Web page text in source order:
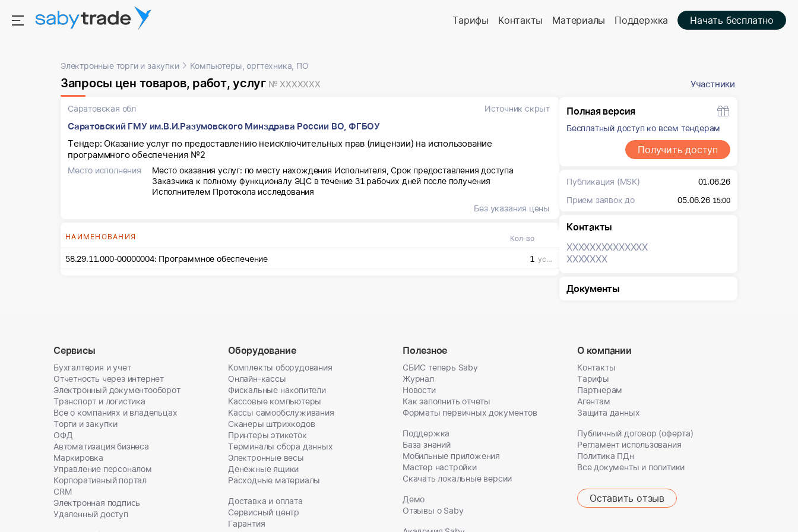
Тарифы Контакты Материалы Поддержка Начать бесплатно
Электронные торги и закупки Компьютеры, оргтехника, ПО
Запросы цен товаров, работ, услуг № XXXXXXX Участники
Саратовская обл Источник скрыт
Саратовский ГМУ им.В.И.Разумовского Минздрава России ВО, ФГБОУ
Тендер: Оказание услуг по предоставлению неисключительных прав (лицензии) на использование
программного обеспечения №2
Место исполнения
Место оказания услуг: по месту нахождения Исполнителя, Срок предоставления доступа
Заказчика к полному функционалу ЭЦС в течение 31 рабочих дней после получения
Исполнителем Протокола исследования
Без указания цены
НАИМЕНОВАНИЯ Кол-во
58.29.11.000-00000004: Программное обеспечение 1 усл. ед
Полная версия
Бесплатный доступ ко всем тендерам
Получить доступ
Публикация (MSK)
01.06.26
Прием заявок до
05.06.26 15:00
Контакты
XXXXXXXXXXXXXX
XXXXXXX
Документы
Сервисы
Бухгалтерия и учет
Отчетность через интернет
Электронный документооборот
Транспорт и логистика
Все о компаниях и владельцах
Торги и закупки
ОФД
Автоматизация бизнеса
Маркировка
Управление персоналом
Корпоративный портал
CRM
Электронная подпись
Удаленный доступ
Оборудование
Комплекты оборудования
Онлайн-кассы
Фискальные накопители
Кассовые компьютеры
Кассы самообслуживания
Сканеры штрихкодов
Принтеры этикеток
Терминалы сбора данных
Электронные весы
Денежные ящики
Расходные материалы
Доставка и оплата
Сервисный центр
Гарантия
Полезное
СБИС теперь Saby
Журнал
Новости
Как заполнить отчеты
Форматы первичных документов
Поддержка
База знаний
Мобильные приложения
Мастер настройки
Скачать локальные версии
Демо
Отзывы о Saby
О компании
Контакты
Тарифы
Партнерам
Агентам
Защита данных
Публичный договор (оферта)
Регламент использования
Политика ПДн
Все документы и политики
Оставить отзыв